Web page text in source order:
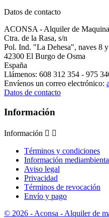
Datos de contacto
ACONSA - Alquiler de
Ctra. de la Rasa, s/n
Pol. Ind. "La Dehesa", naves 8
42300 El Burgo de Osma
España
Llámenos: 608 312 354 - 975
Envíenos un correo electrónico:
Datos de contacto
Información
Información  
Términos y condiciones
Información
Aviso legal
Privacidad
Términos de revocación
Envío y pago
© 2026 - Aconsa - Alquiler de